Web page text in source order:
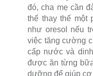
đó, cha mẹ cần
thể thay thế một
như oresol nếu
việc tăng cường
cấp nước và
được ăn từng
dưỡng để giúp cơ